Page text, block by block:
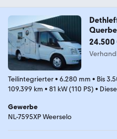
24.500
Teilintegrierter• 6.280 mm • Bis
109.399 km • 81 kW (110 PS) •
Gewerbe
NL-7595XP Weerselo